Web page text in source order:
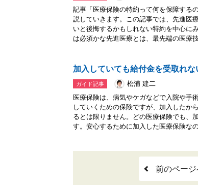
記事「医療保険の特約って何を保障する
説していきます。この記事では、先進医
いと後悔するかもしれない特約を中心に
は必須かな先進医療とは、最先端の医療
加入していても給付金を受取れな
ガイド記事
松浦 建二
医療保険は、病気やケガなどで入院や手
していくための保険ですが、加入したか
るとは限りません。どの医療保険でも、
す。安心するために加入した医療保険な
前のページ